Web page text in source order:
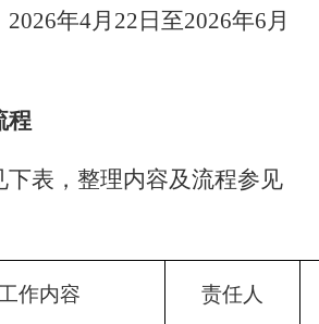
2026年4月22日至2026年6月
程
表， 整理内容及流程参见
工作内容 责任人